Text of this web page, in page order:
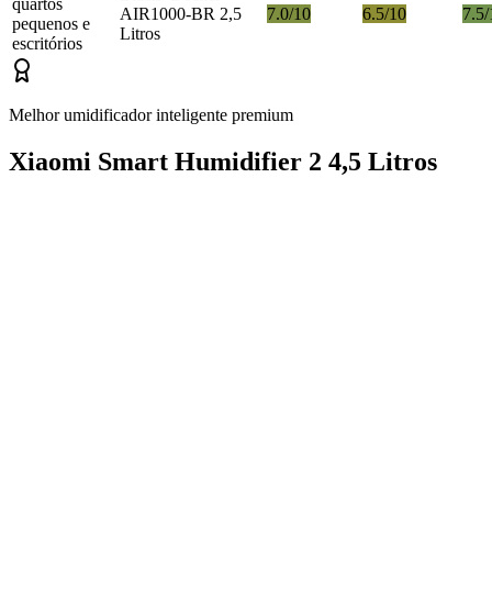
quartos
pequenos e
escritórios
AIR1000-BR 2,5
Litros
7.0/10 6.5/10
Melhor umidificador inteligente premium
Xiaomi Smart Humidifier 2 4,5 Litros